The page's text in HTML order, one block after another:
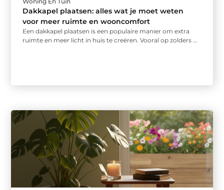
Dakkapel plaatsen: alles wat je moet weten
voor meer ruimte en wooncomfort
Een dakkapel plaatsen is een populaire manier om extra
ruimte en meer licht in huis te creëren. Vooral op zolders ...